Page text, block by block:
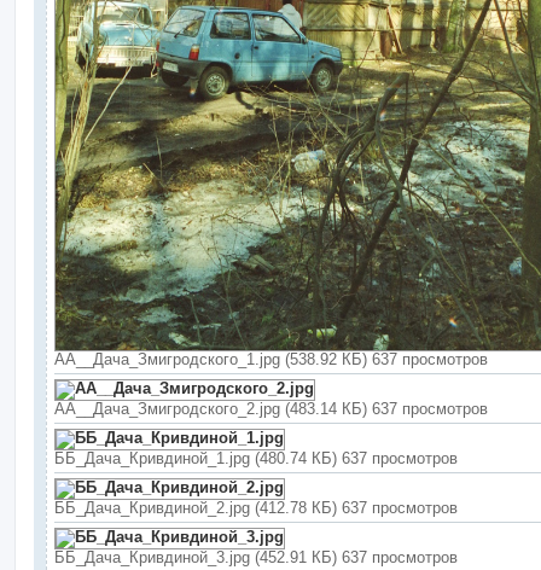
АА__Дача_Змигродского_1.jpg (538.92 КБ) 637 просмотров
АА__Дача_Змигродского_2.jpg (483.14 КБ) 637 просмотров
ББ_Дача_Кривдиной_1.jpg (480.74 КБ) 637 просмотров
ББ_Дача_Кривдиной_2.jpg (412.78 КБ) 637 просмотров
ББ_Дача_Кривдиной_3.jpg (452.91 КБ) 637 просмотров